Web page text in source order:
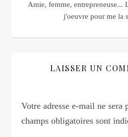
Amie, femme, entrepreneuse...
j'oeuvre pour me la
LAISSER UN
Votre adresse e-mail ne sera
champs obligatoires sont